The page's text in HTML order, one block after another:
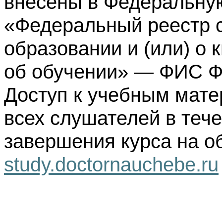
«Федеральный реестр
образовании и (или) о
об обучении» — ФИС
Доступ к учебным
всех слушателей в
завершения курса на
study.doctornauchebe.ru